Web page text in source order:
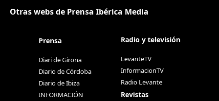
Otras webs de Prensa Ibérica Media
Prensa
Diari de Girona
Diario de Córdoba
Diario de Ibiza
INFORMACIÓN
Radio y televisión
LevanteTV
InformacionTV
Radio Levante
Revistas